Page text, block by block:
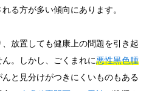
る方が多い傾向にあります。
放置しても健康上の問題を引き起
。しかし、ごくまれに悪性黒色腫
んと見分けがつきにくいものもある